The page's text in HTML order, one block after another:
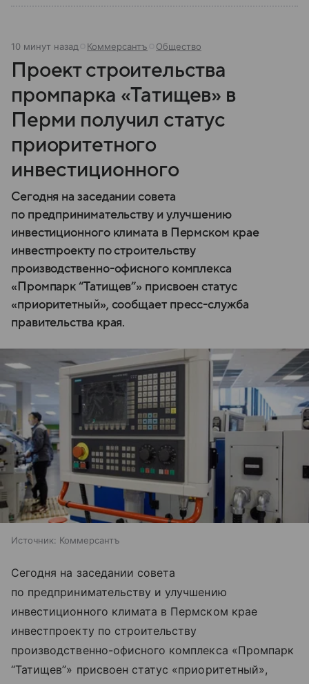
10 минут назад Коммерсантъ Общество
Проект строительства
промпарка «Татищев» в
Перми получил статус
приоритетного
инвестиционного
Сегодня на заседании совета
по предпринимательству и улучшению
инвестиционного климата в Пермском крае
инвестпроекту по строительству
производственно-офисного комплекса
«Промпарк “Татищев”» присвоен статус
«приоритетный», сообщает пресс-служба
правительства края.
Источник: Коммерсантъ
Сегодня на заседании совета
по предпринимательству и улучшению
инвестиционного климата в Пермском крае
инвестпроекту по строительству
производственно-офисного комплекса «Промпарк
“Татищев”» присвоен статус «приоритетный»,